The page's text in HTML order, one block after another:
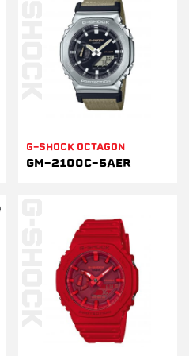
G-SHOCK OCTAGON
GM-2100C-5AER